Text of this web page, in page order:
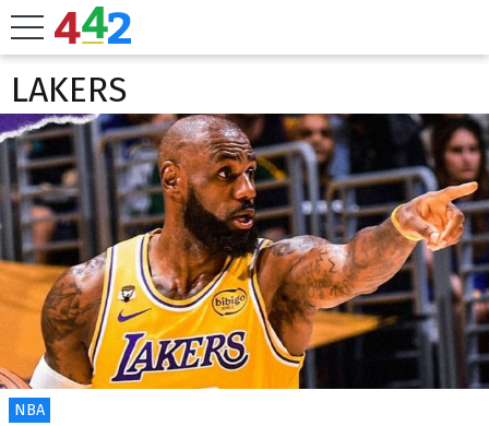
LAKERS
NBA